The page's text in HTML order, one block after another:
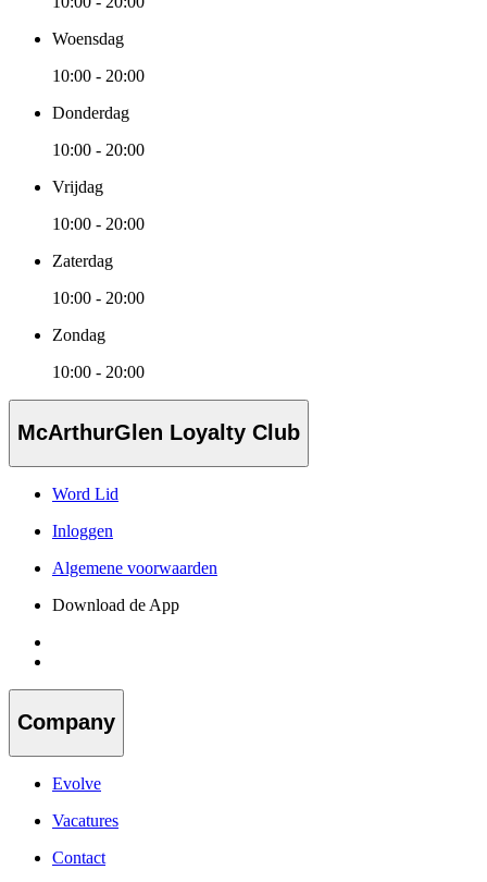
Woensdag
10:00 - 20:00
Donderdag
10:00 - 20:00
Vrijdag
10:00 - 20:00
Zaterdag
10:00 - 20:00
Zondag
10:00 - 20:00
McArthurGlen Loyalty Club
Word Lid
Inloggen
Algemene voorwaarden
Download de App
Company
Evolve
Vacatures
Contact